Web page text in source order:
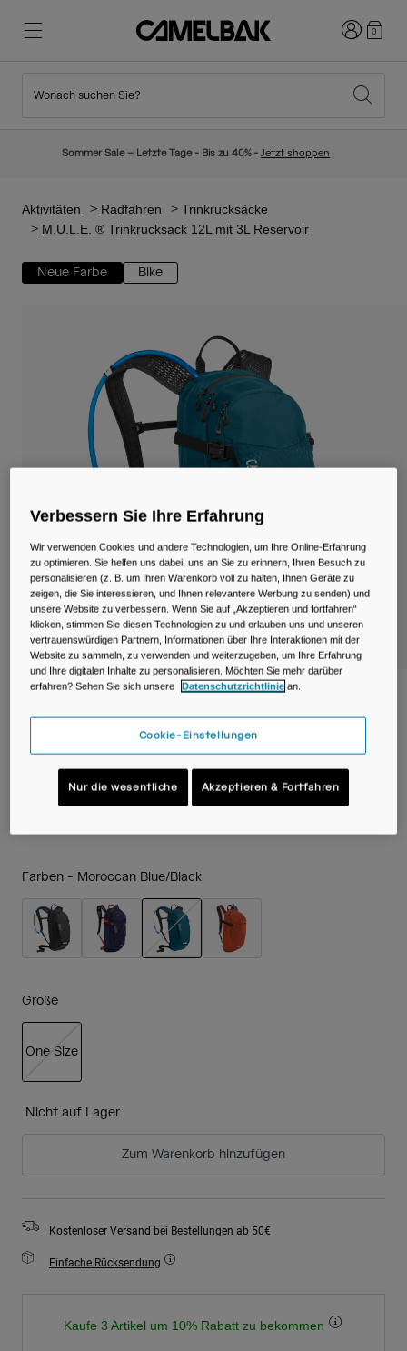
Neuigkeiten
Trinkrucksäcke
Sport Trinkflaschen
Flaschen
Becher & Travel Mugs
Fahrradtaschen
Trinkblasen
Zubehör
Alle kaufen
Wandern
Reisen & Lifestyle
Weg mit Wegwerfartikel
Unsere Partner
Anmelden
0
Wonach suchen Sie?
Sommer Sale – Letzte Tage - Bis zu 40% -Jetzt shoppen
Aktivitäten Radfahren
Trinkrucksäcke
M.U.L.E. ® Trinkrucksack 12L mit 3L Reservoir
Neue Farbe Bike
M.U.L.E. ® Trinkrucksack 12L mit 3L
Reservoir
Artikelnr.38591-D30-OS
Price reduced from
to
Farben - Moroccan Blue/Black
Größe
One Size
Nicht auf Lager
Zum Warenkorb hinzufügen
Kostenloser Versand bei Bestellungen ab 50€
Einfache Rücksendung
Kaufe 3 Artikel um 10% Rabatt zu bekommen
Verbessern Sie Ihre Erfahrung
Wir verwenden Cookies und andere Technologien, um Ihre Online-Erfahrung
zu optimieren. Sie helfen uns dabei, uns an Sie zu erinnern, Ihren Besuch zu
personalisieren (z. B. um Ihren Warenkorb voll zu halten, Ihnen Geräte zu
zeigen, die Sie interessieren, und Ihnen relevantere Werbung zu senden) und
unsere Website zu verbessern. Wenn Sie auf „Akzeptieren und fortfahren“
klicken, stimmen Sie diesen Technologien zu und erlauben uns und unseren
vertrauenswürdigen Partnern, Informationen über Ihre Interaktionen mit der
Website zu sammeln, zu verwenden und weiterzugeben, um Ihre Erfahrung
und Ihre digitalen Inhalte zu personalisieren. Möchten Sie mehr darüber
erfahren? Sehen Sie sich unsere
Datenschutzrichtlinie an.
Cookie-Einstellungen
Nur die wesentliche Akzeptieren & Fortfahren